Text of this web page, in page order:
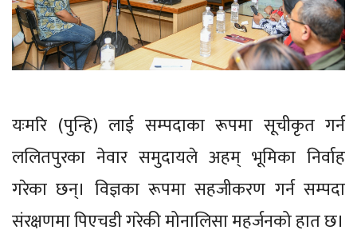
यःमरि (पुन्हि) लाई सम्पदाका रूपमा सूचीकृत गर्न
ललितपुरका नेवार समुदायले अहम् भूमिका निर्वाह
गरेका छन्। विज्ञका रूपमा सहजीकरण गर्न सम्पदा
संरक्षणमा पिएचडी गरेकी मोनालिसा महर्जनको हात छ।